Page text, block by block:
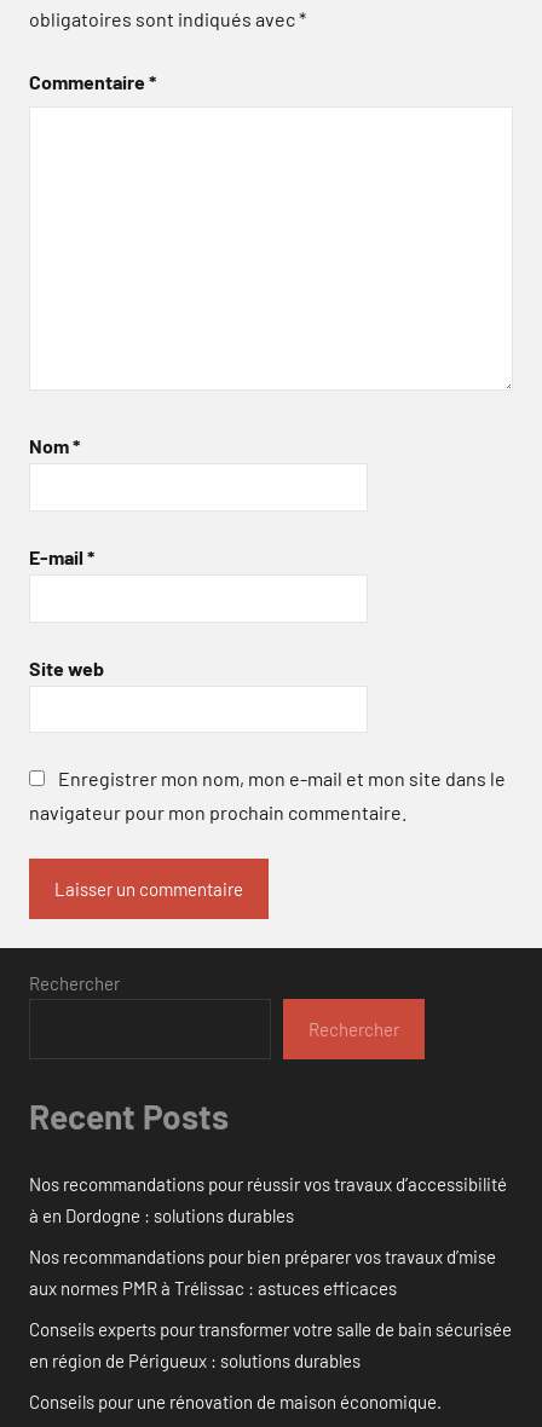
obligatoires sont indiqués avec*
Commentaire*
Nom*
E-mail *
Site web
Enregistrer mon nom, mon e-mail et mon site dans le
navigateur pour mon prochain commentaire.
Rechercher
Rechercher
Recent Posts
Nos recommandations pour réussir vos travaux d’accessibilité
à en Dordogne : solutions durables
Nos recommandations pour bien préparer vos travaux d’mise
aux normes PMR à Trélissac : astuces efficaces
Conseils experts pour transformer votre salle de bain sécurisée
en région de Périgueux : solutions durables
Conseils pour une rénovation de maison économique.